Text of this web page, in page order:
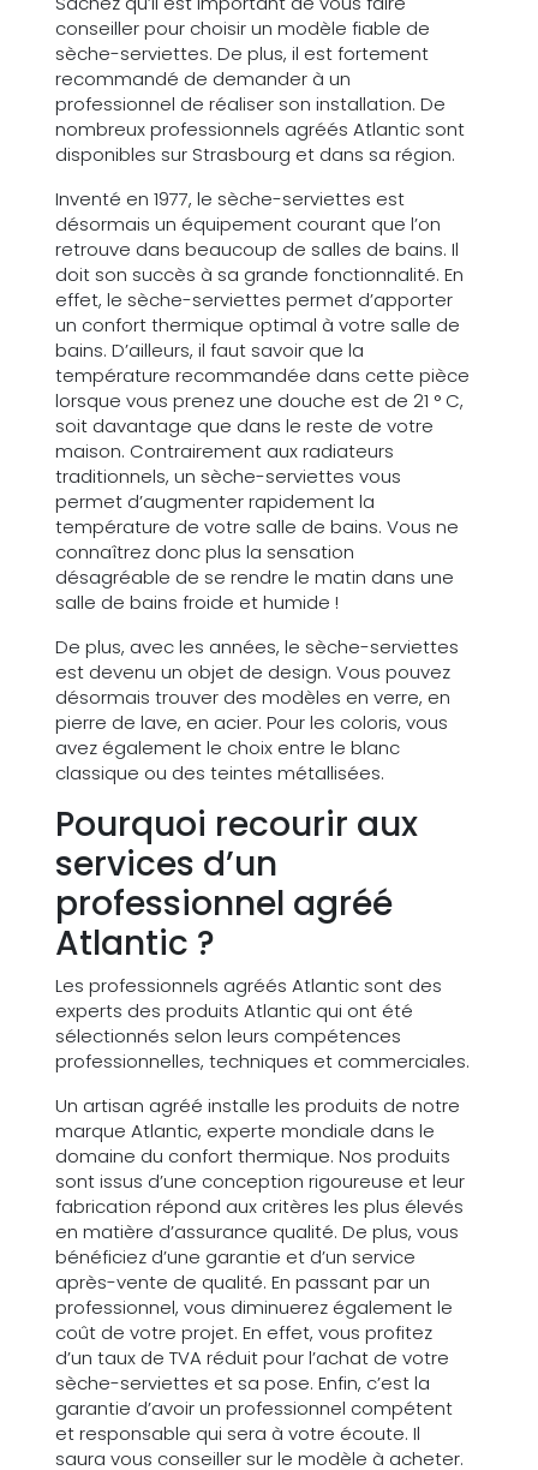
conseiller pour choisir un modèle fiable de
sèche-serviettes. De plus, il est fortement
recommandé de demander à un
professionnel de réaliser son installation. De
nombreux professionnels agréés Atlantic sont
disponibles sur Strasbourg et dans sa région.
Inventé en 1977, le sèche-serviettes est
désormais un équipement courant que l’on
retrouve dans beaucoup de salles de bains. Il
doit son succès à sa grande fonctionnalité. En
effet, le sèche-serviettes permet d’apporter
un confort thermique optimal à votre salle de
bains. D’ailleurs, il faut savoir que la
température recommandée dans cette pièce
lorsque vous prenez une douche est de 21 ° C,
soit davantage que dans le reste de votre
maison. Contrairement aux radiateurs
traditionnels, un sèche-serviettes vous
permet d’augmenter rapidement la
température de votre salle de bains. Vous ne
connaîtrez donc plus la sensation
désagréable de se rendre le matin dans une
salle de bains froide et humide !
De plus, avec les années, le sèche-serviettes
est devenu un objet de design. Vous pouvez
désormais trouver des modèles en verre, en
pierre de lave, en acier. Pour les coloris, vous
avez également le choix entre le blanc
classique ou des teintes métallisées.
Pourquoi recourir aux
services d’un
professionnel agréé
Atlantic ?
Les professionnels agréés Atlantic sont des
experts des produits Atlantic qui ont été
sélectionnés selon leurs compétences
professionnelles, techniques et commerciales.
Un artisan agréé installe les produits de notre
marque Atlantic, experte mondiale dans le
domaine du confort thermique. Nos produits
sont issus d’une conception rigoureuse et leur
fabrication répond aux critères les plus élevés
en matière d’assurance qualité. De plus, vous
bénéficiez d’une garantie et d’un service
après-vente de qualité. En passant par un
professionnel, vous diminuerez également le
coût de votre projet. En effet, vous profitez
d’un taux de TVA réduit pour l’achat de votre
sèche-serviettes et sa pose. Enfin, c’est la
garantie d’avoir un professionnel compétent
et responsable qui sera à votre écoute. Il
saura vous conseiller sur le modèle à acheter.